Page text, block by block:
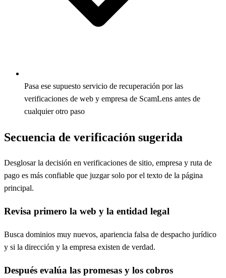
Pasa ese supuesto servicio de recuperación por las
verificaciones de web y empresa de ScamLens antes de
cualquier otro paso
Secuencia de verificación sugerida
Desglosar la decisión en verificaciones de sitio, empresa y ruta de
pago es más confiable que juzgar solo por el texto de la página
principal.
Revisa primero la web y la entidad legal
Busca dominios muy nuevos, apariencia falsa de despacho jurídico
y si la dirección y la empresa existen de verdad.
Después evalúa las promesas y los cobros